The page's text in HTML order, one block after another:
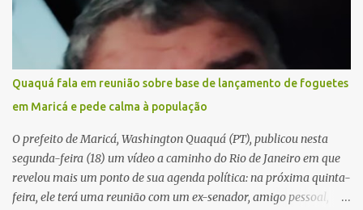
Quaquá fala em reunião sobre base de lançamento de foguetes
em Maricá e pede calma à população
O prefeito de Maricá, Washington Quaquá (PT), publicou nesta
segunda-feira (18) um vídeo a caminho do Rio de Janeiro em que
revelou mais um ponto de sua agenda política: na próxima quinta-
feira, ele terá uma reunião com um ex-senador, amigo pessoal,